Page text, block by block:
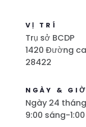
VỊ TRÍ
Trụ sở BCDP
1420 Đường
28422
NGÀY & GIỜ
Ngày 24
9:00 sáng-